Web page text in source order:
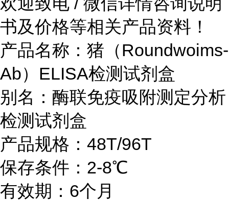
书及价格等相关产品资料！
产品名称： 猪（Roundwoims-
Ab）ELISA检测试剂盒
别名：酶联免疫吸附测定分析
检测试剂盒
产品规格：48T/96T
保存条件：2-8℃
有效期：6个月